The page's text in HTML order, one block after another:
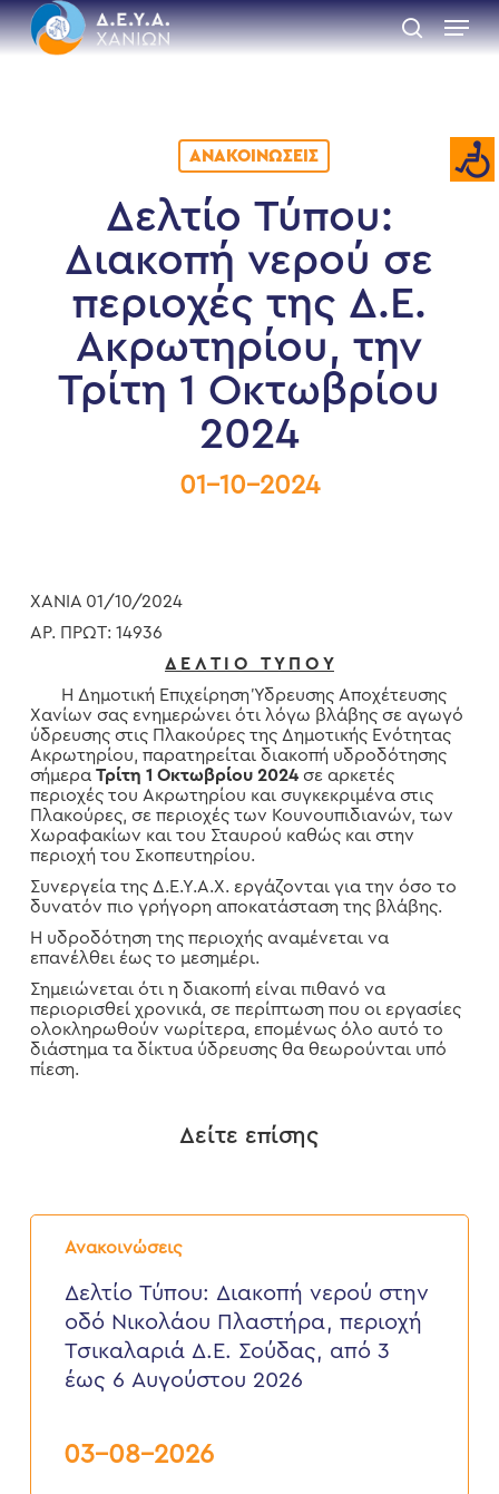
Skip
to
main
search
Menu
ΑΝΑΚΟΙΝΏΣΕΙΣ
Δελτίο Τύπου:
Διακοπή νερού σε
περιοχές της Δ.Ε.
Ακρωτηρίου, την
Τρίτη 1 Οκτωβρίου
2024
01-10-2024
ΧΑΝΙΑ 01/10/2024
ΑΡ. ΠΡΩΤ: 14936
Δ Ε Λ Τ Ι Ο Τ Υ Π Ο Υ
Η Δημοτική Επιχείρηση Ύδρευσης Αποχέτευσης
Χανίων σας ενημερώνει ότι λόγω βλάβης σε αγωγό
ύδρευσης στις Πλακούρες της Δημοτικής Ενότητας
Ακρωτηρίου, παρατηρείται διακοπή υδροδότησης
σήμερα Τρίτη 1 Οκτωβρίου 2024 σε αρκετές
περιοχές του Ακρωτηρίου και συγκεκριμένα στις
Πλακούρες, σε περιοχές των Κουνουπιδιανών, των
Χωραφακίων και του Σταυρού καθώς και στην
περιοχή του Σκοπευτηρίου.
Συνεργεία της Δ.Ε.Υ.Α.Χ. εργάζονται για την όσο το
δυνατόν πιο γρήγορη αποκατάσταση της βλάβης.
Η υδροδότηση της περιοχής αναμένεται να
επανέλθει έως το μεσημέρι.
Σημειώνεται ότι η διακοπή είναι πιθανό να
περιορισθεί χρονικά, σε περίπτωση που οι εργασίες
ολοκληρωθούν νωρίτερα, επομένως όλο αυτό το
διάστημα τα δίκτυα ύδρευσης θα θεωρούνται υπό
πίεση.
Δείτε επίσης
Ανακοινώσεις
Δελτίο
Τύπου:
νερού
στην
Νικολάου
Πλαστήρα,
περιοχή
Σούδας,
Δελτίο Τύπου: Διακοπή νερού στην
οδό Νικολάου Πλαστήρα, περιοχή
Τσικαλαριά Δ.Ε. Σούδας, από 3
έως 6 Αυγούστου 2026
03-08-2026